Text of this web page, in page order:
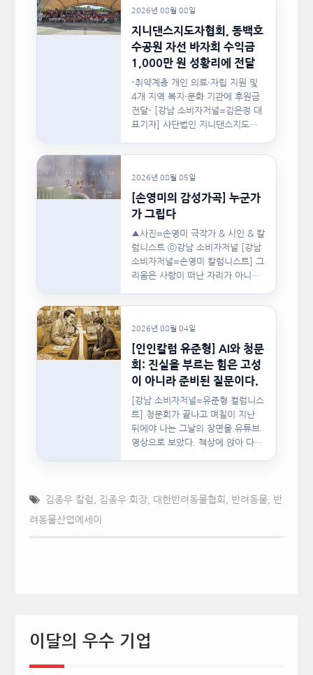
2026년 08월 08일
지니댄스지도자협회, 동백호
수공원 자선 바자회 수익금
1,000만 원 성황리에 전달
-취약계층 개인 의료·자립 지원 및
4개 지역 복지·문화 기관에 후원금
전달- [강남 소비자저널=김은정 대
표기자] 사단법인 지니댄스지도자
지난…
2026년 08월 05일
[손영미의 감성가곡] 누군가
가 그립다
▲사진=손영미 극작가 & 시인 & 칼
럼니스트 ⓒ강남 소비자저널 [강남
소비자저널=손영미 칼럼니스트] 그
리움은 사랑이 떠난 자리가 아니라,
2026년 08월 04일
[인인칼럼 유준형] AI와 청문
회: 진실을 부르는 힘은 고성
이 아니라 준비된 질문이다.
[강남 소비자저널=유준형 컬럼니스
트] 청문회가 끝나고 며칠이 지난
뒤에야 나는 그날의 장면을 유튜브
영상으로 보았다. 책상에 앉아 다른
김종우 칼럼 김종우 회장, 대한반려동물협회 반려동물, 반
려동물산업에세이
이달의 우수 기업